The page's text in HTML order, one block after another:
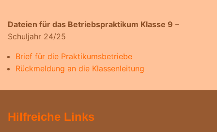
Dateien für das Betriebspraktikum Klasse 9 –
Schuljahr 24/25
Brief für die Praktikumsbetriebe
Rückmeldung an die Klassenleitung
Hilfreiche Links